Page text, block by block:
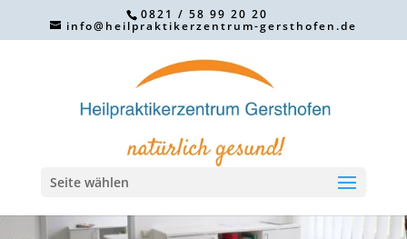
0821 / 58 99 20 20
info@heilpraktikerzentrum-gersthofen.de
Seite wählen